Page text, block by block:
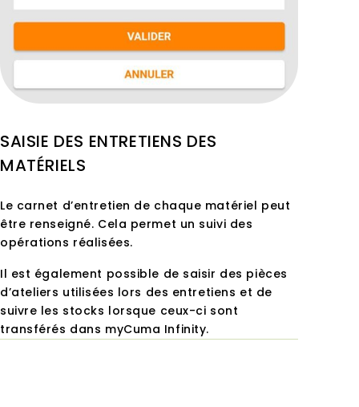
SAISIE DES ENTRETIENS DES
MATÉRIELS
Le carnet d’entretien de chaque matériel peut
être renseigné. Cela permet un suivi des
opérations réalisées.
Il est également possible de saisir des pièces
d’ateliers utilisées lors des entretiens et de
suivre les stocks lorsque ceux-ci sont
transférés dans myCuma Infinity.